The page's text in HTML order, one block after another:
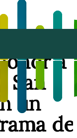
a
San
un
de